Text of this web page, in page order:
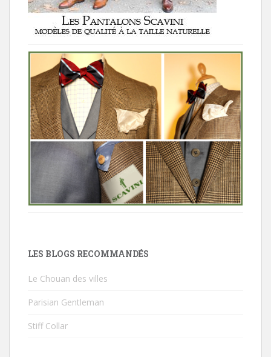
LES BLOGS RECOMMANDÉS
Le Chouan des villes
Parisian Gentleman
Stiff Collar